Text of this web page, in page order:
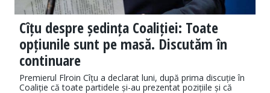
Cîțu despre ședința Coaliției: Toate
opțiunile sunt pe masă. Discutăm în
continuare
Premierul Flroin Cîțu a declarat luni, după prima discuție în
Coaliție că toate partidele și-au prezentat pozițiile și că